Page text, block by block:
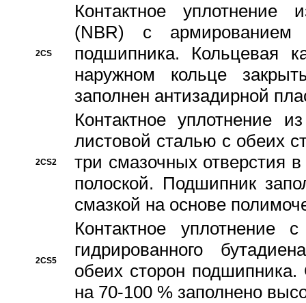
2CS
Контактное уплотнение
(NBR) с
подшипника. Кольцевая
наружном кольце
заполнен антизадирной
2CS2
Контактное уплотнение
листовой сталью с обеих
три смазочных отверстия
полоской. Подшипник
смазкой на основе
2CS5
Контактное уплотнение
гидрированного
обеих сторон
на 70-100 % заполнено